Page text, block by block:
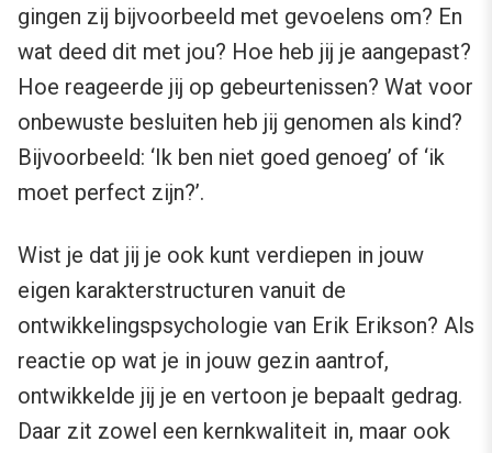
gingen zij bijvoorbeeld met gevoelens om? En
wat deed dit met jou? Hoe heb jij je aangepast?
Hoe reageerde jij op gebeurtenissen? Wat voor
onbewuste besluiten heb jij genomen als kind?
Bijvoorbeeld: ‘Ik ben niet goed genoeg’ of ‘ik
moet perfect zijn?’.
Wist je dat jij je ook kunt verdiepen in jouw
eigen karakterstructuren vanuit de
ontwikkelingspsychologie van Erik Erikson? Als
reactie op wat je in jouw gezin aantrof,
ontwikkelde jij je en vertoon je bepaalt gedrag.
Daar zit zowel een kernkwaliteit in, maar ook